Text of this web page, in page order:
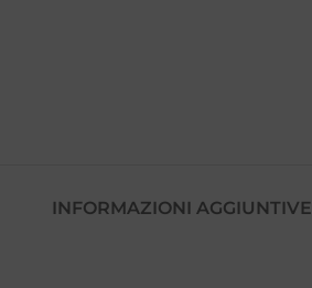
INFORMAZIONI AGGIUNTIVE